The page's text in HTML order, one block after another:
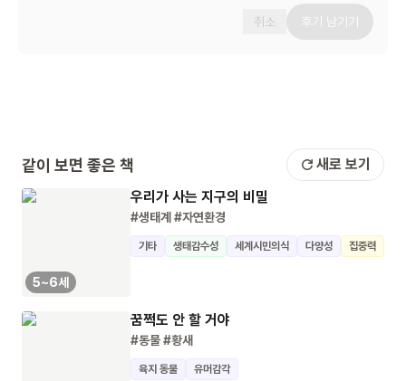
취소 후기 남기기
같이 보면 좋은 책 새로 보기
5~6세
우리가 사는 지구의 비밀
#생태계 #자연환경
기타 생태감수성 세계시민의식 다양성 집중력
꿈쩍도 안 할 거야
#동물#황새
육지 동물 유머감각